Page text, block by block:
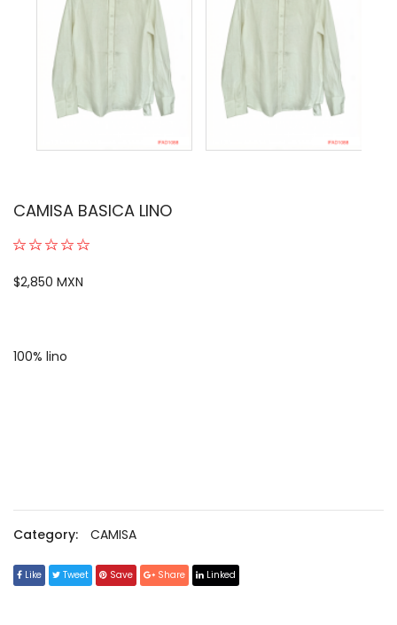
CAMISA BASICA LINO
$2,850 MXN
100% lino
Category: CAMISA
Like Tweet Save Share Linked